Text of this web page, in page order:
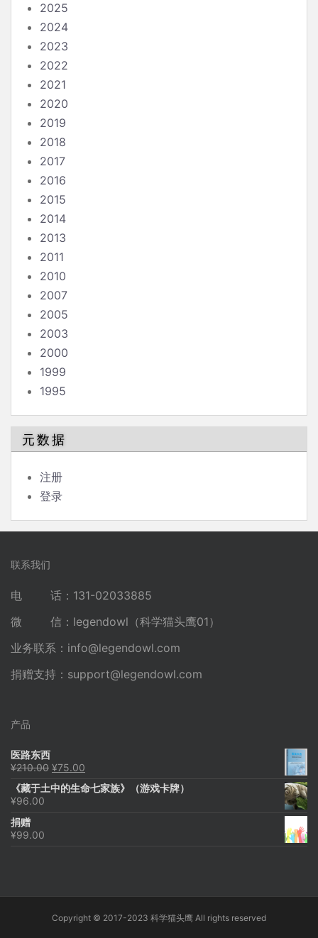
2025
2024
2023
2022
2021
2020
2019
2018
2017
2016
2015
2014
2013
2011
2010
2007
2005
2003
2000
1999
1995
元数据
注册
登录
联系我们
电 话：131-02033885
微 信：legendowl（科学猫头鹰01）
业务联系： info@legendowl.com
捐赠支持： support@legendowl.com
产品
医路东西
¥210.00 原
为：
¥75.00
价
《藏于土中的生命七家族》（游戏卡牌）
¥96.00
捐赠
¥99.00
Copyright © 2017-2023 科学猫头鹰 All rights reserved